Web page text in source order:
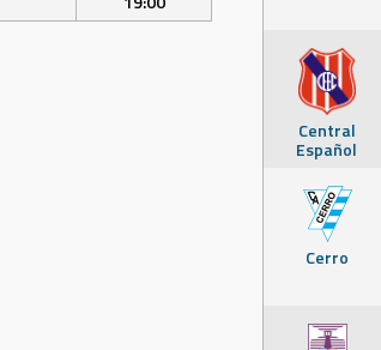
Central
Español
Cerro